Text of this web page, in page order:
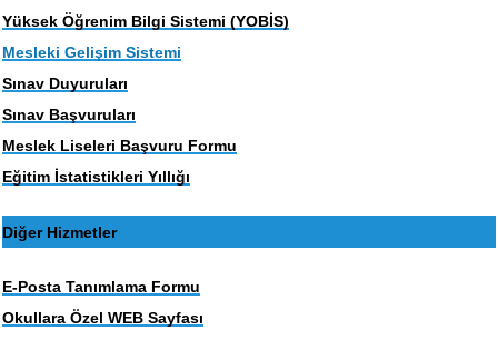
Yüksek Öğrenim Bilgi Sistemi (YOBİS)
Mesleki Gelişim Sistemi
Sınav Duyuruları
Sınav Başvuruları
Meslek Liseleri Başvuru Formu
Eğitim İstatistikleri Yıllığı
Diğer Hizmetler
E-Posta Tanımlama Formu
Okullara Özel WEB Sayfası